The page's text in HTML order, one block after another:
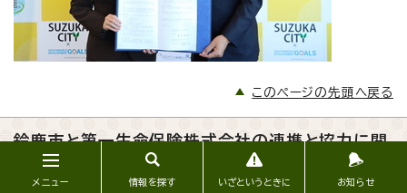
このページの先頭へ戻る
鈴鹿市と第一生命保険株式会社の連携と協力に関
する包括協定
メニュー 情報を探す いざというときに お知らせ